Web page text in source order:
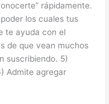
rápidamente.
los cuales tus
te ayuda con el
de que vean muchos
suscribiendo. 5)
Admite agregar